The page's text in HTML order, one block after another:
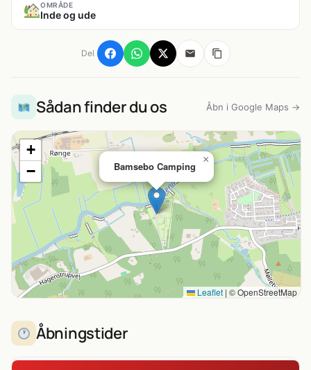
OMRÅDE
Inde og ude
Del
Sådan finder du os Åbn i Google Maps →
Bamsebo Camping
×
+
−
Leaflet | © OpenStreetMap
Åbningstider